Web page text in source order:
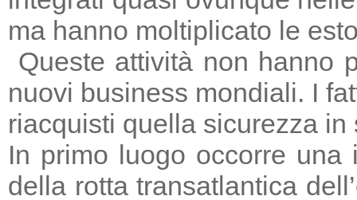
ma hanno moltiplicato le
Queste attività non hanno
nuovi business mondiali. I
riacquisti quella sicurezza
In primo luogo occorre
della rotta transatlantica